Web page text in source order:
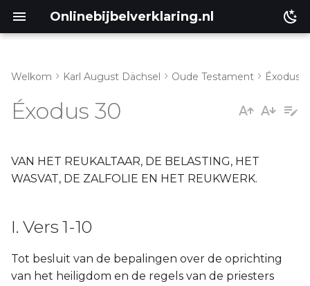
Onlinebijbelverklaring.nl
III. Vers 17-21
V. Vers 34-38
Lukas
Handelingen
Romeinen
Welkom Karl August Dächsel Oude Testament Éxodus
Éxodus 30
VAN HET REUKALTAAR, DE BELASTING, HET
WASVAT, DE ZALFOLIE EN HET REUKWERK.
I. Vers 1-10
Tot besluit van de bepalingen over de oprichting
van het heiligdom en de regels van de priesters